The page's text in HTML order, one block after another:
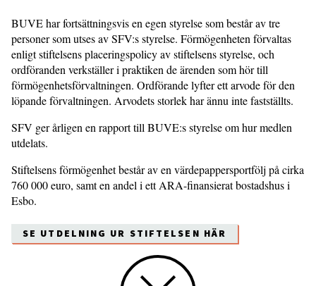
BUVE har fortsättningsvis en egen styrelse som består av tre
personer som utses av SFV:s styrelse. Förmögenheten förvaltas
enligt stiftelsens placeringspolicy av stiftelsens styrelse, och
ordföranden verkställer i praktiken de ärenden som hör till
förmögenhetsförvaltningen. Ordförande lyfter ett arvode för den
löpande förvaltningen. Arvodets storlek har ännu inte fastställts.
SFV ger årligen en rapport till BUVE:s styrelse om hur medlen
utdelats.
Stiftelsens förmögenhet består av en värdepappersportfölj på cirka
760 000 euro, samt en andel i ett ARA-finansierat bostadshus i
Esbo.
SE UTDELNING UR STIFTELSEN HÄR